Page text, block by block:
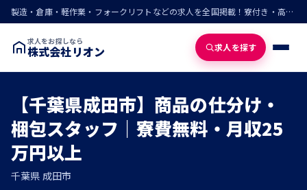
製造・倉庫・軽作業・フォークリフトなどの求人を全国掲載！寮付き・高収入・即入寮の仕事が見つかる
求人をお探しなら
株式会社リオン 求人を探す
【千葉県成田市】商品の仕分け・
梱包スタッフ｜寮費無料・月収25
万円以上
千葉県 成田市